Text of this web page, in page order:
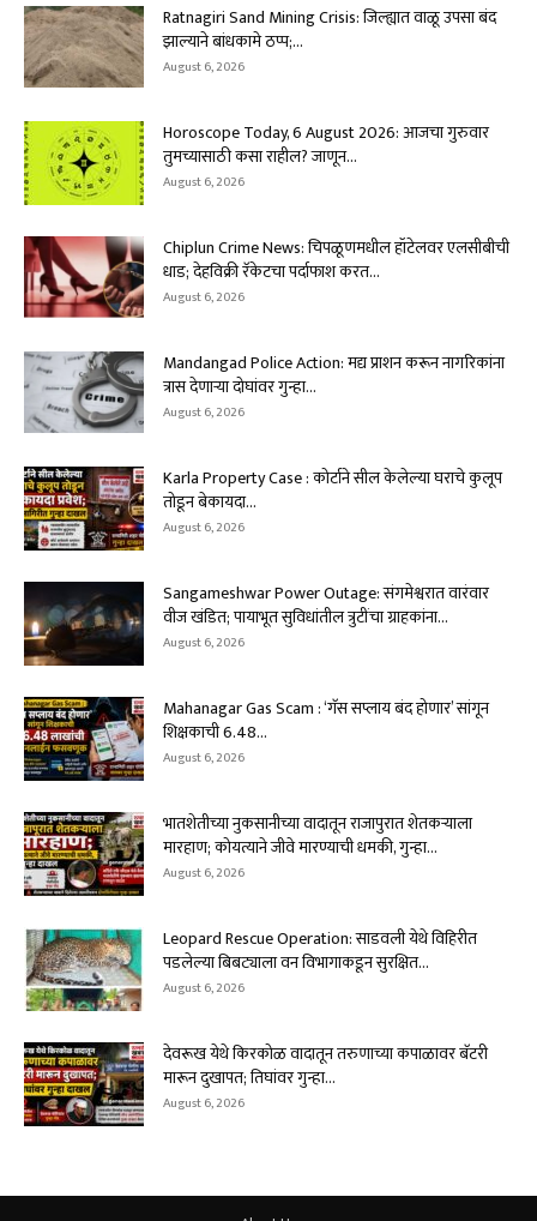
Ratnagiri Sand Mining Crisis: जिल्ह्यात वाळू उपसा बंद
झाल्याने बांधकामे ठप्प;...
August 6, 2026
Horoscope Today, 6 August 2026: आजचा गुरुवार
तुमच्यासाठी कसा राहील? जाणून...
August 6, 2026
Chiplun Crime News: चिपळूणमधील हॉटेलवर एलसीबीची
धाड; देहविक्री रॅकेटचा पर्दाफाश करत...
August 6, 2026
Mandangad Police Action: मद्य प्राशन करून नागरिकांना
त्रास देणाऱ्या दोघांवर गुन्हा...
August 6, 2026
Karla Property Case : कोर्टाने सील केलेल्या घराचे कुलूप
तोडून बेकायदा...
August 6, 2026
Sangameshwar Power Outage: संगमेश्वरात वारंवार
वीज खंडित; पायाभूत सुविधांतील त्रुटींचा ग्राहकांना...
August 6, 2026
Mahanagar Gas Scam : ‘गॅस सप्लाय बंद होणार’ सांगून
शिक्षकाची ₹6.48...
August 6, 2026
भातशेतीच्या नुकसानीच्या वादातून राजापुरात शेतकऱ्याला
मारहाण; कोयत्याने जीवे मारण्याची धमकी, गुन्हा...
August 6, 2026
Leopard Rescue Operation: साडवली येथे विहिरीत
पडलेल्या बिबट्याला वन विभागाकडून सुरक्षित...
August 6, 2026
देवरूख येथे किरकोळ वादातून तरुणाच्या कपाळावर बॅटरी
मारून दुखापत; तिघांवर गुन्हा...
August 6, 2026